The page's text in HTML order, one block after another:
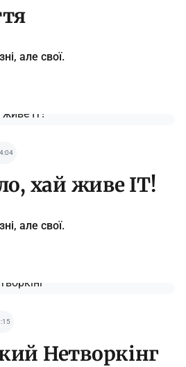
але свої.
хай живе IT!
але свої.
Нетворкінг